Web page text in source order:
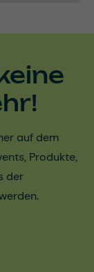
auf dem
Produkte,
der